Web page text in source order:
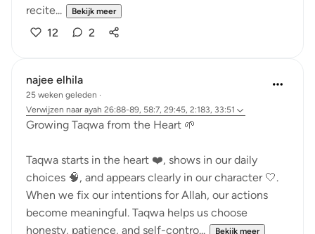
recite...
Bekijk meer
12 2
najee elhila
25 weken geleden ·
Verwijzen naar ayah 26:88-89, 58:7, 29:45, 2:183, 33:51
Growing Taqwa from the Heart 🌱
Taqwa starts in the heart ❤️, shows in our daily
choices 🧠, and appears clearly in our character 🤍.
When we fix our intentions for Allah, our actions
become meaningful. Taqwa helps us choose
honesty, patience, and self-contro...
Bekijk meer